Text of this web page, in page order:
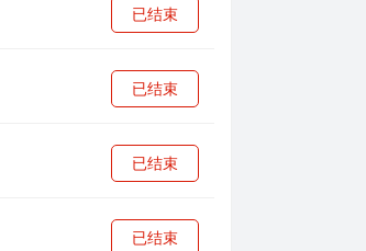
已结束
已结束
已结束
已结束